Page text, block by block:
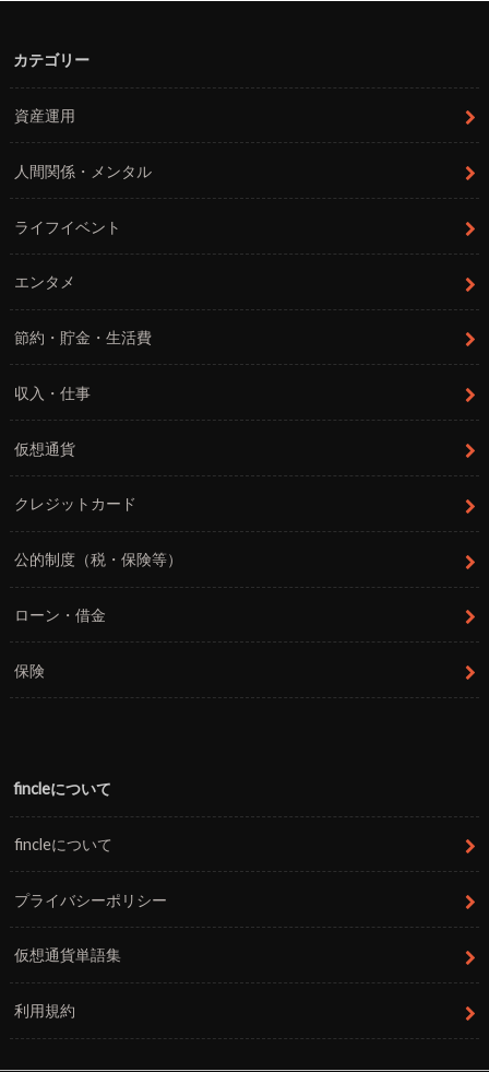
カテゴリー
資産運用
人間関係・メンタル
ライフイベント
エンタメ
節約・貯金・生活費
収入・仕事
仮想通貨
クレジットカード
公的制度（税・保険等）
ローン・借金
保険
fincleについて
fincleについて
プライバシーポリシー
仮想通貨単語集
利用規約